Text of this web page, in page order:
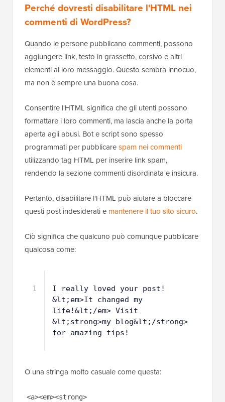
Perché dovresti disabilitare l'HTML nei
commenti di WordPress?
Quando le persone pubblicano commenti, possono
aggiungere link, testo in grassetto, corsivo e altri
elementi al loro messaggio. Questo sembra innocuo,
ma non è sempre una buona cosa.
Consentire l'HTML significa che gli utenti possono
formattare i loro commenti, ma lascia anche la porta
aperta agli abusi. Bot e script sono spesso
programmati per pubblicarespam nei commenti
utilizzando tag HTML per inserire link spam,
rendendo la sezione commenti disordinata e insicura.
Pertanto, disabilitare l'HTML può aiutare a bloccare
questi post indesiderati e mantenere il tuo sito sicuro.
Ciò significa che qualcuno può comunque pubblicare
qualcosa come:
1
I really loved your post!
&lt;em>It changed my
life!&lt;/em> Visit
&lt;strong>my blog&lt;/strong>
for amazing tips!
O una stringa molto casuale come questa:
<a><em><strong>